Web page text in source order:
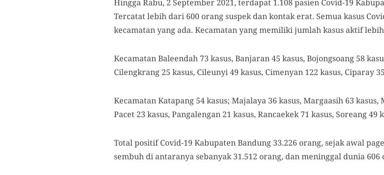
Hingga Rabu, 2 September 2021, terdapat 1.108 pasien Covid-19
Tercatat lebih dari 600 orang suspek dan kontak erat. Semua kasus
kecamatan yang ada. Kecamatan yang memiliki jumlah kasus aktif
Kecamatan Baleendah 73 kasus, Banjaran 45 kasus, Bojongsoang 58
Cilengkrang 25 kasus, Cileunyi 49 kasus, Cimenyan 122 kasus, Ciparay
Kecamatan Katapang 54 kasus; Majalaya 36 kasus, Margaasih 63 kasus,
Pacet 23 kasus, Pangalengan 21 kasus, Rancaekek 71 kasus, Soreang 49
Total positif Covid-19 Kabupaten Bandung 33.226 orang, sejak awal
sembuh di antaranya sebanyak 31.512 orang, dan meninggal dunia 606